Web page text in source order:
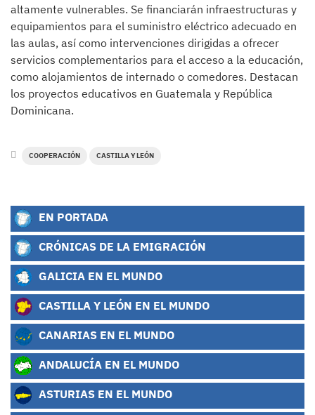
altamente vulnerables. Se financiarán infraestructuras y
equipamientos para el suministro eléctrico adecuado en
las aulas, así como intervenciones dirigidas a ofrecer
servicios complementarios para el acceso a la educación,
como alojamientos de internado o comedores. Destacan
los proyectos educativos en Guatemala y República
Dominicana.
COOPERACIÓN CASTILLA Y LEÓN
EN PORTADA
CRÓNICAS DE LA EMIGRACIÓN
GALICIA EN EL MUNDO
CASTILLA Y LEÓN EN EL MUNDO
CANARIAS EN EL MUNDO
ANDALUCÍA EN EL MUNDO
ASTURIAS EN EL MUNDO